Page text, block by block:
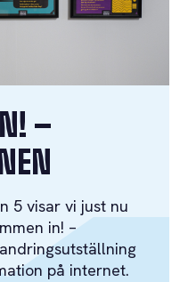
–
5 visar vi just nu
in! –
på internet.